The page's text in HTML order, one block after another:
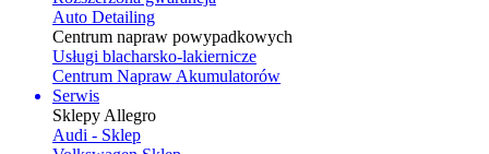
Auto Detailing
Centrum napraw powypadkowych
Usługi blacharsko-lakiernicze
Centrum Napraw Akumulatorów
Serwis
Sklepy Allegro
Audi - Sklep